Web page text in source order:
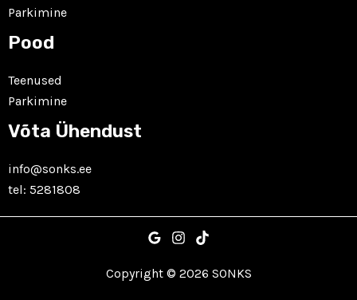
Parkimine
Pood
Teenused
Parkimine
Võta Ühendust
info@sonks.ee
tel: 5281808
Copyright © 2026 SONKS